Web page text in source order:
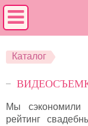
Каталог
Мы
рейтинг